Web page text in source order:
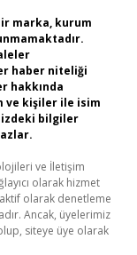
marka, kurum
haber niteliği
hakkında
ve kişiler ile isim
bilgiler
ve İletişim
olarak hizmet
olarak denetleme
Ancak, üyelerimiz
siteye üye olarak